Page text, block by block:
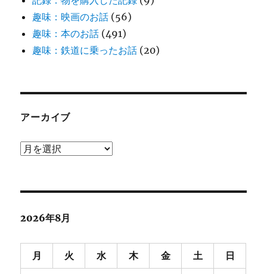
趣味：映画のお話 (56)
趣味：本のお話 (491)
趣味：鉄道に乗ったお話 (20)
アーカイブ
ア
ブ
2026年8月
月 火 水 木 金 土 日